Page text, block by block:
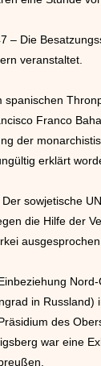
– Die
veranstaltet.
spanischen
Franco
der
erklärt
sowjetische
die Hilfe der
in Russland)
des
war eine